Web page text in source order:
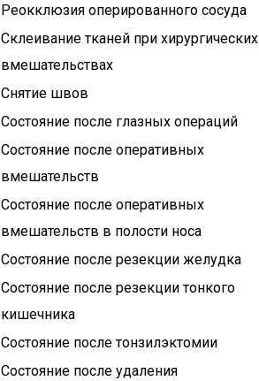
Реокклюзия оперированного сосуда
Склеивание тканей при хирургических
вмешательствах
Снятие швов
Состояние после глазных операций
Состояние после оперативных
вмешательств
Состояние после оперативных
вмешательств в полости носа
Состояние после резекции желудка
Состояние после резекции тонкого
кишечника
Состояние после тонзилэктомии
Состояние после удаления